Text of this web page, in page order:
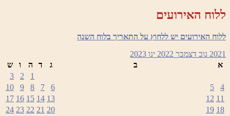
ללוח האירועים
ללוח האירועים יש ללחוץ על התאריך בלוח השנה
2021 נוב דצמבר 2022 ינו 2023
א
ב ג ד ה ו
ש
1
2
3
4
5
6
7
8
9
10
11
12
13
14
15
16
17
18
19
20
21
22
23
24